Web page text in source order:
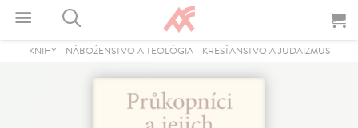
KNIHY- NÁBOŽENSTVO A TEOLÓGIA- KRESŤANSTVO A JUDAIZMUS